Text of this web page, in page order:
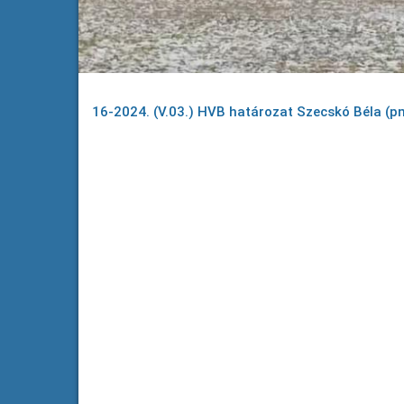
16-2024. (V.03.) HVB határozat Szecskó Béla